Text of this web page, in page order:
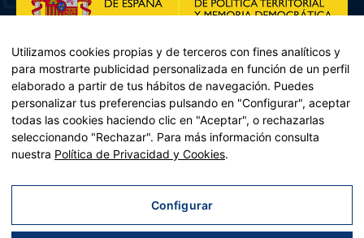
Plan de Recuperación, Transformación y Resiliencia – Financiado por
Recuperación y resiliencia, establecido por el Reglamento (UE)
2021/241 del Parlamento Europeo y del Consejo, de 12 de febrero
Utilizamos cookies propias y de terceros con fines analíticos y
para mostrarte publicidad personalizada en función de un perfil
elaborado a partir de tus hábitos de navegación. Puedes
personalizar tus preferencias pulsando en "Configurar", aceptar
todas las cookies haciendo clic en "Aceptar", o rechazarlas
seleccionando "Rechazar". Para más información consulta
nuestra Política de Privacidad y Cookies.
Configurar